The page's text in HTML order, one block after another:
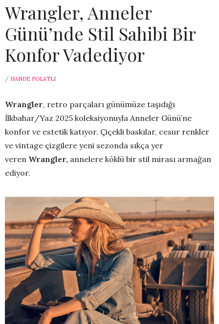
Wrangler, Anneler
Günü’nde Stil Sahibi Bir
Konfor Vadediyor
/ HANDE POLATLI
Wrangler, retro parçaları günümüze taşıdığı
İlkbahar/Yaz 2025 koleksiyonuyla Anneler Günü’ne
konfor ve estetik katıyor. Çiçekli baskılar, cesur renkler
ve vintage çizgilere yeni sezonda sıkça yer
veren Wrangler, annelere köklü bir stil mirası armağan
ediyor.